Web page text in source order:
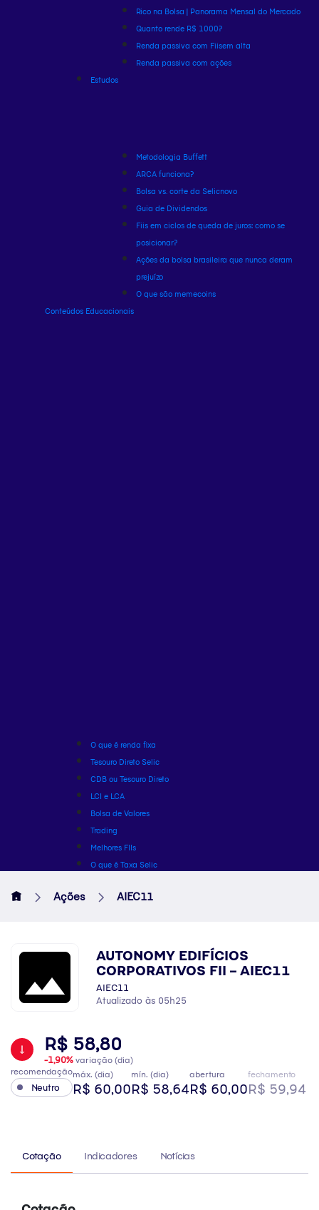
Rico na Bolsa | Panorama Mensal do Mercado
Quanto rende R$ 1000?
Renda passiva com Fiisem alta
Renda passiva com ações
Estudos
Metodologia Buffett
ARCA funciona?
Bolsa vs. corte da Selicnovo
Guia de Dividendos
Fiis em ciclos de queda de juros: como se
posicionar?
Ações da bolsa brasileira que nunca deram
prejuízo
O que são memecoins
Conteúdos Educacionais
O que é renda fixa
Tesouro Direto Selic
CDB ou Tesouro Direto
LCI e LCA
Bolsa de Valores
Trading
Melhores FIIs
O que é Taxa Selic
Ações AIEC11
AUTONOMY EDIFÍCIOS
CORPORATIVOS FII – AIEC11
AIEC11
Atualizado às 05h25
R$ 58,80
-1,90% variação (dia)
recomendação
Neutro
máx. (dia)
R$ 60,00
mín. (dia)
R$ 58,64
abertura
R$ 60,00
fechamento
R$ 59,94
Cotação Indicadores Notícias